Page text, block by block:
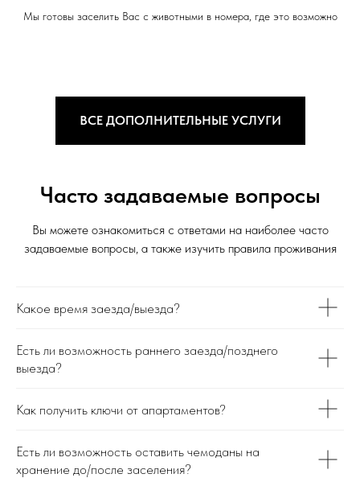
Мы готовы заселить Вас с животными в номера, где это возможно
ВСЕ ДОПОЛНИТЕЛЬНЫЕ УСЛУГИ
Часто задаваемые вопросы
Вы можете ознакомиться с ответами на наиболее часто
задаваемые вопросы, а также изучить правила проживания
Какое время заезда/выезда?
Есть ли возможность раннего заезда/позднего
выезда?
Как получить ключи от апартаментов?
Есть ли возможность оставить чемоданы на
хранение до/после заселения?